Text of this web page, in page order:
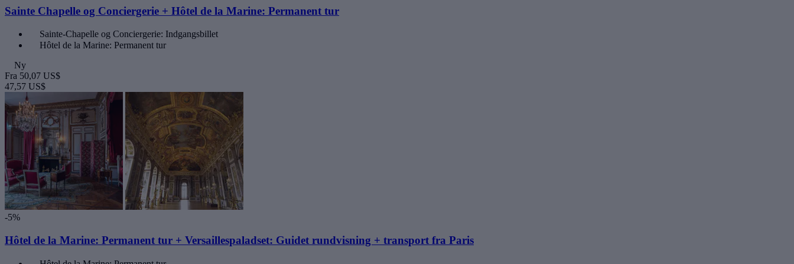
Sainte Chapelle og Conciergerie + Hôtel de la Marine: Permanent tur
Sainte-Chapelle og Conciergerie: Indgangsbillet
Hôtel de la Marine: Permanent tur
Ny
Fra 50,07 US$
47,57 US$
-5%
Hôtel de la Marine: Permanent tur + Versaillespaladset: Guidet rundvisning + transport fra Paris